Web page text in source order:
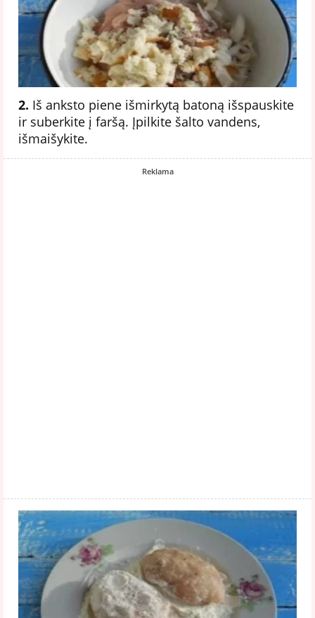
2. Iš anksto piene išmirkytą batoną išspauskite
ir suberkite į faršą. Įpilkite šalto vandens,
išmaišykite.
Reklama